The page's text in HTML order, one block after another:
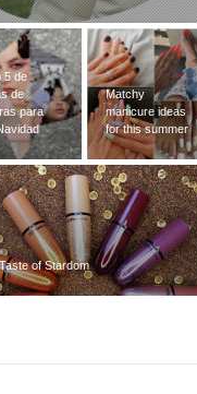
ideas
summer
MAC Taste of
Stardom
Posse Mini Gloss Bomb Collection